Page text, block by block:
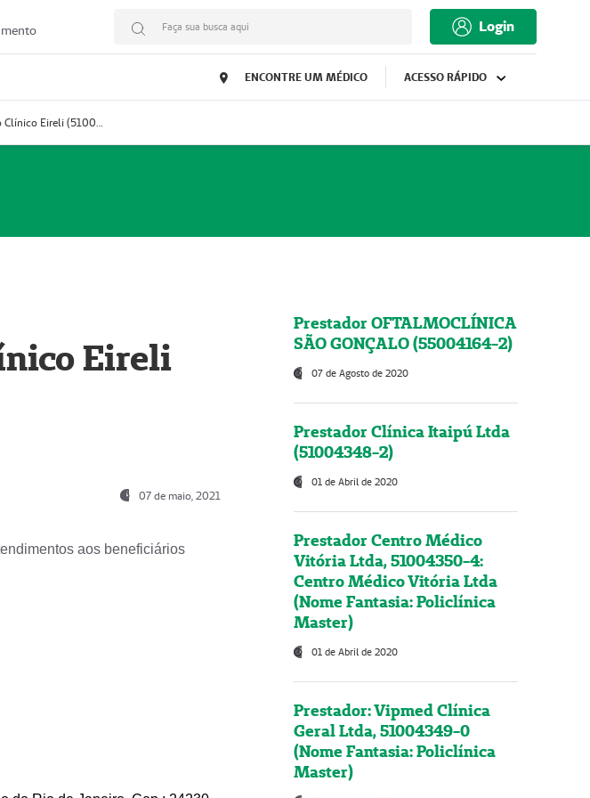
Faça sua busca aqui Login
ENCONTRE UM MÉDICO ACESSO RÁPIDO
Prestador Mosaicum Espaço Clínico Eireli (51004355-5)
Eireli
07 de maio, 2021
aos beneficiários
Prestador OFTALMOCLÍNICA
SÃO GONÇALO (55004164-2)
07 de Agosto de 2020
Prestador Clínica Itaipú Ltda
(51004348-2)
01 de Abril de 2020
Prestador Centro Médico
Vitória Ltda, 51004350-4:
Centro Médico Vitória Ltda
(Nome Fantasia: Policlínica
Master)
01 de Abril de 2020
Prestador: Vipmed Clínica
Geral Ltda, 51004349-0
(Nome Fantasia: Policlínica
Master)